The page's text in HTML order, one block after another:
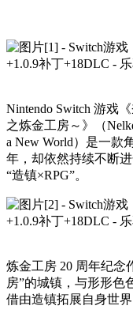
Nintendo Switch 游戏
之炼金工房～》（
a New World）是一款
年，却依然持续不断
“造镇×RPG”。
炼金工房 20 周年纪念
房”的城镇，与形形色
借由造镇拓展自身世界